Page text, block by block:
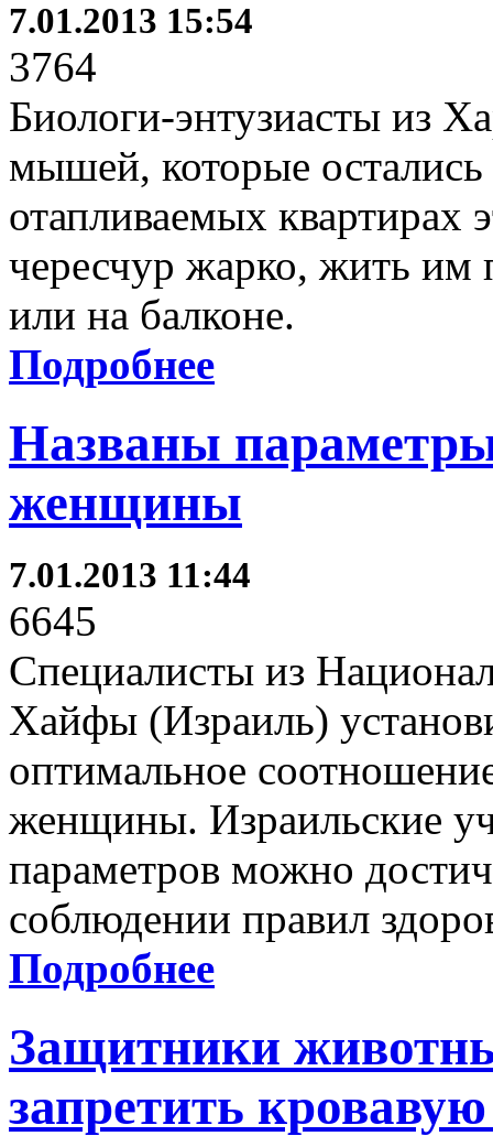
7.01.2013 15:54
3764
Биологи-энтузиасты из
мышей, которые остались
отапливаемых
чересчур жарко, жить им
или на балконе.
Подробнее
Названы
женщины
7.01.2013 11:44
6645
Специалисты из
Хайфы (Израиль)
оптимальное
женщины. Израильские
параметров можно
соблюдении правил
Подробнее
Защитники
запретить